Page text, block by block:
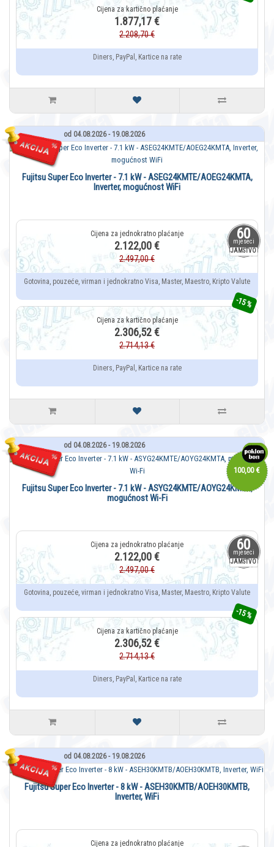
1.877,17 €
2.208,70 €
Diners, PayPal, Kartice na rate
od 04.08.2026 - 19.08.2026
60
mjeseci
JAMSTVO
Fujitsu Super Eco Inverter - 7.1 kW - ASEG24KMTE/AOEG24KMTA,
Inverter, mogućnost WiFi
2.122,00 €
2.497,00 €
Gotovina, pouzeće, virman i jednokratno Visa, Master, Maestro, Kripto Valute
-15 %
2.306,52 €
2.714,13 €
Diners, PayPal, Kartice na rate
od 04.08.2026 - 19.08.2026
100,00 €
60
mjeseci
JAMSTVO
Fujitsu Super Eco Inverter - 7.1 kW - ASYG24KMTE/AOYG24KMTA,
mogućnost Wi-Fi
2.122,00 €
2.497,00 €
Gotovina, pouzeće, virman i jednokratno Visa, Master, Maestro, Kripto Valute
-15 %
2.306,52 €
2.714,13 €
Diners, PayPal, Kartice na rate
od 04.08.2026 - 19.08.2026
Fujitsu Super Eco Inverter - 8 kW - ASEH30KMTB/AOEH30KMTB,
Inverter, WiFi